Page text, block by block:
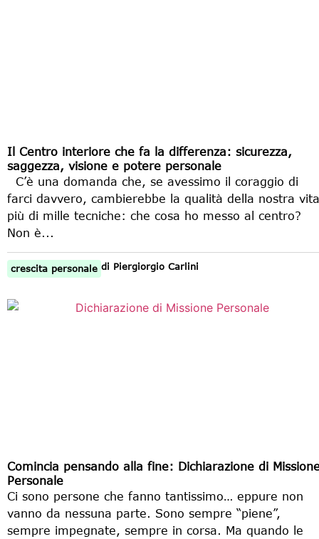
Il Centro interiore che fa la differenza: sicurezza,
saggezza, visione e potere personale
C’è una domanda che, se avessimo il coraggio di
farci davvero, cambierebbe la qualità della nostra vita
più di mille tecniche: che cosa ho messo al centro?
Non è...
crescita personale di Piergiorgio Carlini
Comincia pensando alla fine: Dichiarazione di
Personale
Ci sono persone che fanno tantissimo… eppure non
vanno da nessuna parte. Sono sempre “piene”,
sempre impegnate, sempre in corsa. Ma quando le